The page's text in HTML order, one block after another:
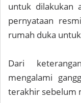
untuk dilakukan
pernyataan
rumah duka
Dari
mengalami
terakhir sebelum